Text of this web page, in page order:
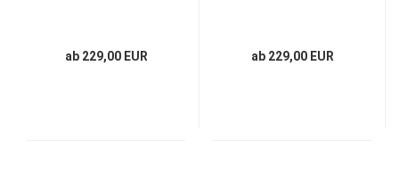
ab 229,00 EUR ab 229,00 EUR